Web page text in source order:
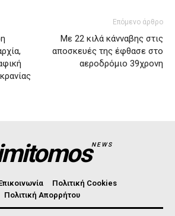
Επόμενο άρθρο
Με 22 κιλά κάνναβης στις
αποσκευές της έφθασε στο
αεροδρόμιο 39χρονη
NEWS
Πολιτική Cookies
Πολιτική Απορρήτου